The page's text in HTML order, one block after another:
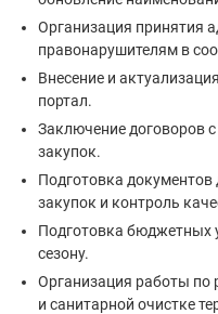
Организация принятия
правонарушителям в
Внесение и
портал.
Заключение договоров
закупок.
Подготовка документов
закупок и контроль
Подготовка бюджетных
сезону.
Организация работы
и санитарной очистке